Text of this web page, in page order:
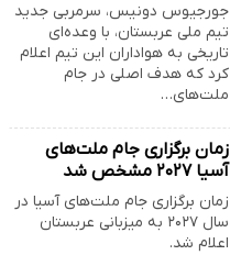
جورجیوس دونیس، سرمربی جدید
تیم ملی عربستان، با وعده‌ای
تاریخی به هواداران این تیم اعلام
کرد که هدف اصلی در جام
ملت‌های…
زمان برگزاری جام ملت‌های
آسیا ۲۰۲۷ مشخص شد
زمان برگزاری جام ملت‌های آسیا در
سال ۲۰۲۷ به میزبانی عربستان
اعلام شد.